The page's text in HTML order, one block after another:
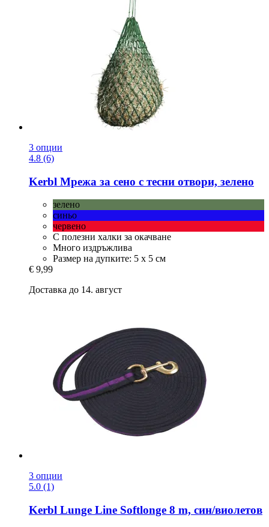
3 опции
4.8 (6)
Kerbl Мрежа за сено с тесни отвори, зелено
зелено
синьо
червено
С полезни халки за окачване
Много издръжлива
Размер на дупките: 5 х 5 см
€ 9,99
Доставка до 14. август
3 опции
5.0 (1)
Kerbl Lunge Line Softlonge 8 m, син/виолетов